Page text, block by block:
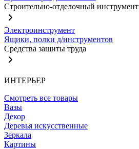
Строительно-отделочный инструмент
Электроинструмент
Ящики, полки д/инструментов
Средства защиты труда
ИНТЕРЬЕР
Смотреть все товары
Вазы
Декор
Деревья искусственные
Зеркала
Картины